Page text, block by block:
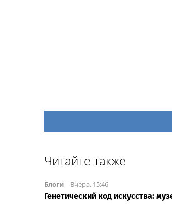
Читайте также
Блоги | Вчера, 15:46
Генетический код искусства: